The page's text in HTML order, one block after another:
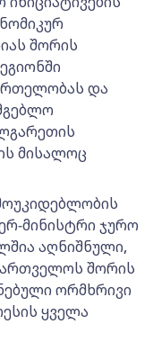
შორის
და
მისალოც
მინისტრი ჯურო
აღნიშნული,
შორის
ორმხრივი
ყველა